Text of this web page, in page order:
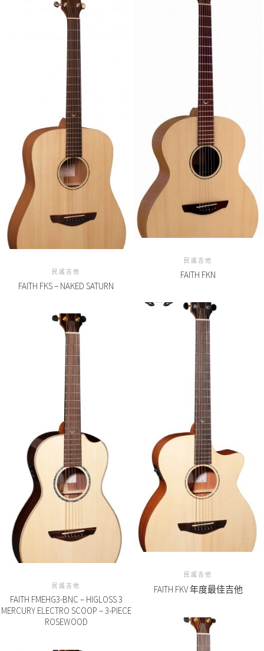
民謠吉他
FAITH FKN
民謠吉他
FAITH FKS – NAKED SATURN
民謠吉他
FAITH FKV 年度最佳吉他
民謠吉他
FAITH FMEHG3-BNC – HIGLOSS 3
MERCURY ELECTRO SCOOP – 3-PIECE
ROSEWOOD